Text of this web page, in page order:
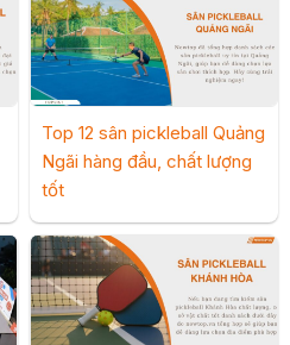
Top 12 sân pickleball Quảng
Ngãi hàng đầu, chất lượng
tốt